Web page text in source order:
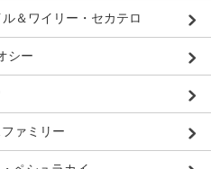
ル＆ワイリー・セカテロ
シー
ァミリー